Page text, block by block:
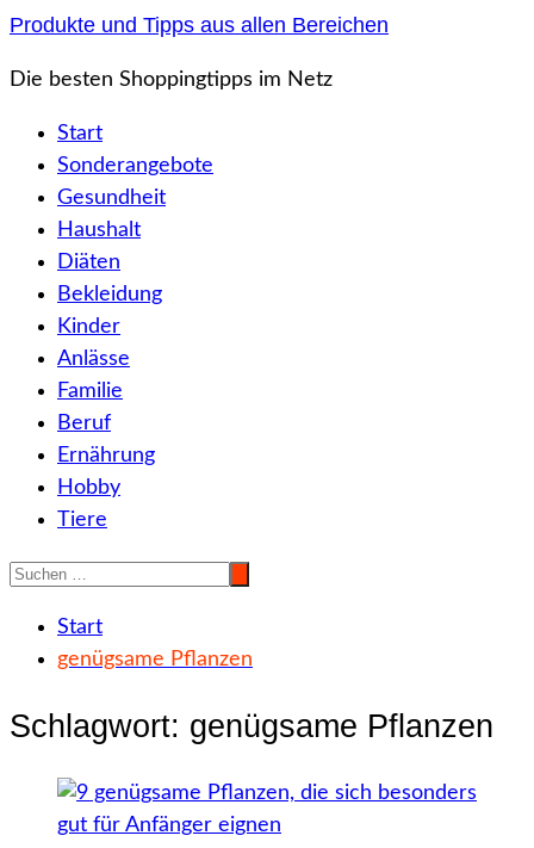
Zum
springen
Produkte und Tipps aus allen Bereichen
Die besten Shoppingtipps im Netz
Start
Sonderangebote
Gesundheit
Haushalt
Diäten
Bekleidung
Kinder
Anlässe
Familie
Beruf
Ernährung
Hobby
Tiere
Start
genügsame Pflanzen
Schlagwort: genügsame Pflanzen